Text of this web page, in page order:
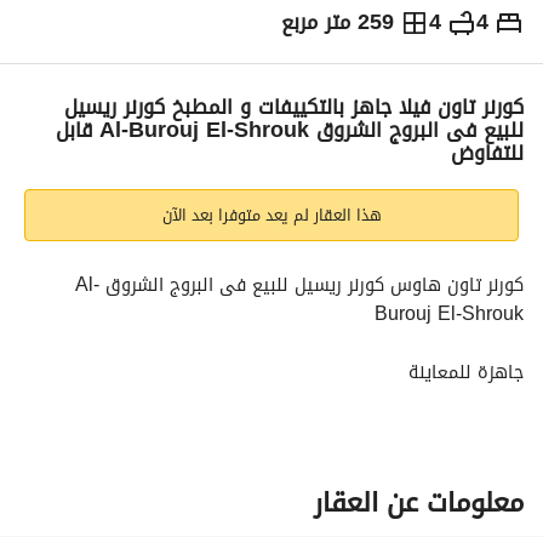
4
4 259 متر مربع ج.م14,500,000
التفاصيل الاتجاهات والمؤشرات رهن عقاري
كورنر تاون فيلا جاهز بالتكييفات و المطبخ كورنر ريسيل
للبيع فى البروج الشروق Al-Burouj El-Shrouk قابل
للتفاوض
هذا العقار لم يعد متوفرا بعد الآن
كورنر تاون هاوس كورنر ريسيل للبيع فى البروج الشروق Al-
Burouj El-Shrouk
جاهزة للمعاينة
ايست و مدينتي طلعت مصطفى
معلومات عن العقار